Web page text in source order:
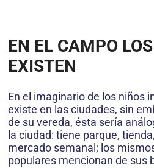
EN EL CAMPO
EXISTEN
En el imaginario de los niños
existe en las ciudades, sin
de su vereda, ésta sería
la ciudad: tiene parque,
mercado semanal; los
populares mencionan de sus